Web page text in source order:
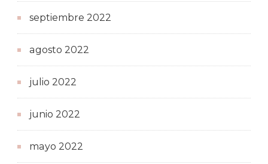
septiembre 2022
agosto 2022
julio 2022
junio 2022
mayo 2022